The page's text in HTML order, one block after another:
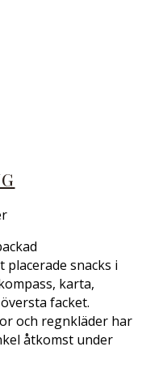
snacks i
karta,
facket.
och regnkläder har
åtkomst under